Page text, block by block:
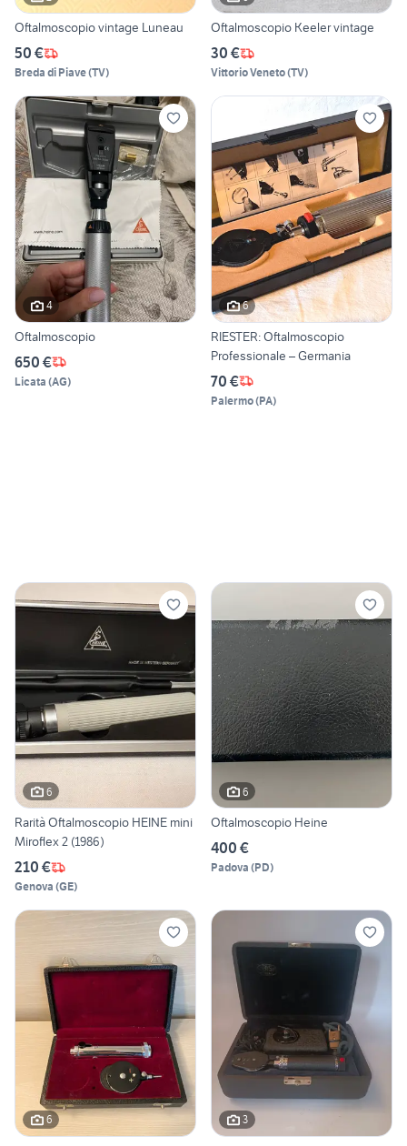
Oftalmoscopio vintage Luneau
50 €
Breda di Piave(TV)
Oftalmoscopio Keeler vintage
30 €
Vittorio Veneto(TV)
4
Oftalmoscopio
650 €
Licata (AG)
6
RIESTER: Oftalmoscopio
Professionale – Germania
70 €
Palermo(PA)
6
Rarità Oftalmoscopio HEINE mini
Miroflex 2 (1986)
210 €
Genova (GE)
6
Oftalmoscopio Heine
400 €
Padova (PD)
6 3